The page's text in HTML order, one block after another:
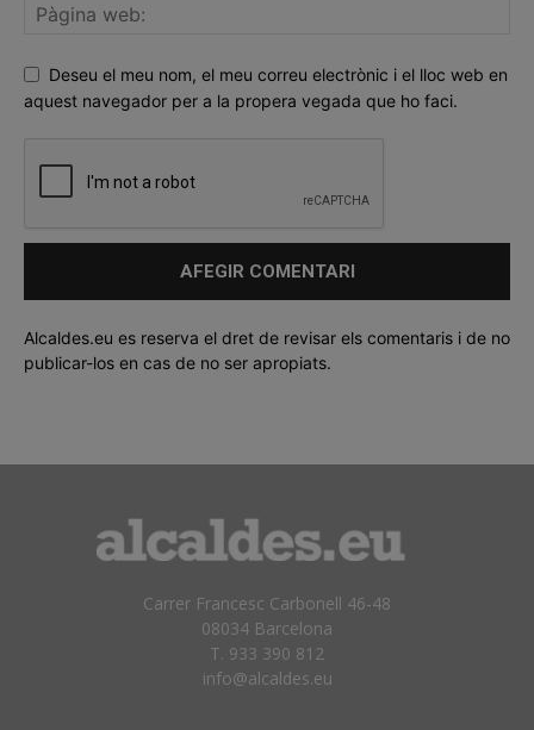
Deseu el meu nom, el meu correu electrònic i el lloc web en
aquest navegador per a la propera vegada que ho faci.
Alcaldes.eu es reserva el dret de revisar els comentaris i de no
publicar-los en cas de no ser apropiats.
Carrer Francesc Carbonell 46-48
08034 Barcelona
T. 933 390 812
info@alcaldes.eu